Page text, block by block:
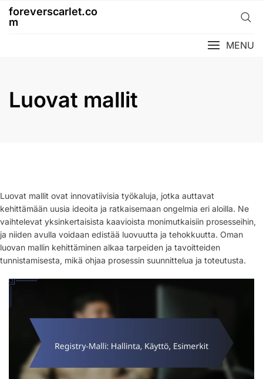
Skipforeverscarlet.co
m
MENU
Luovat mallit
Luovat mallit ovat innovatiivisia työkaluja, jotka auttavat
kehittämään uusia ideoita ja ratkaisemaan ongelmia eri aloilla. Ne
vaihtelevat yksinkertaisista kaavioista monimutkaisiin prosesseihin,
ja niiden avulla voidaan edistää luovuutta ja tehokkuutta. Oman
luovan mallin kehittäminen alkaa tarpeiden ja tavoitteiden
tunnistamisesta, mikä ohjaa prosessin suunnittelua ja toteutusta.